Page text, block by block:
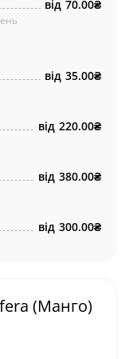
від 70.00₴
від 35.00₴
від 220.00₴
від 380.00₴
від 300.00₴
(Манго)